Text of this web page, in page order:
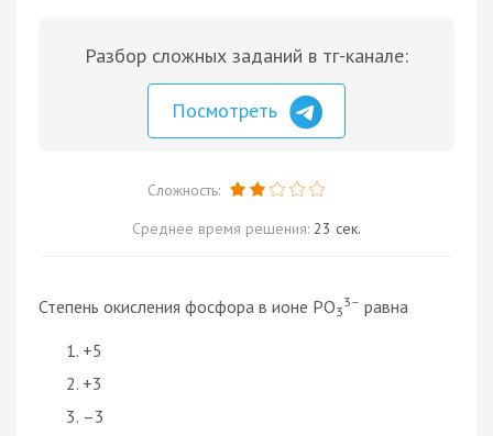
Разбор сложных заданий в тг-канале:
Посмотреть
Сложность:
Среднее время решения: 23 сек.
Степень окисления фосфора в ионе PO3
3– равна
+5
+3
–3